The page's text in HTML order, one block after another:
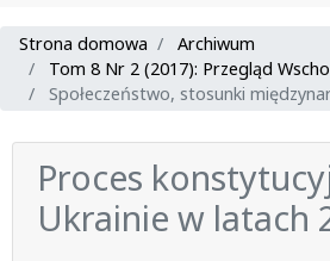
Strona domowa
Archiwum
Tom 8 Nr 2 (2017): Przegląd
Społeczeństwo, stosunki
Proces
Ukrainie w latach